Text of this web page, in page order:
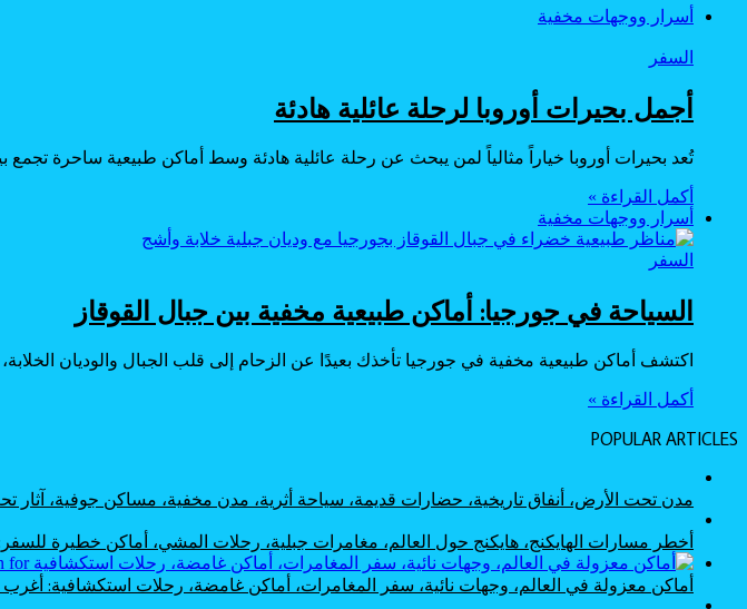
أسرار ووجهات مخفية
السفر
أجمل بحيرات أوروبا لرحلة عائلية هادئة
تُعد بحيرات أوروبا خياراً مثالياً لمن يبحث عن رحلة عائلية هادئة وسط أماكن طبيعية ساحرة
أكمل القراءة »
أسرار ووجهات مخفية
السفر
السياحة في جورجيا: أماكن طبيعية مخفية بين جبال القوقاز
اكتشف أماكن طبيعية مخفية في جورجيا تأخذك بعيدًا عن الزحام إلى قلب الجبال والوديان
أكمل القراءة »
POPULAR ARTICLES
مدن تحت الأرض، أنفاق تاريخية، حضارات قديمة، سياحة أثرية، مدن مخفية، مساكن جوفية،
أخطر مسارات الهايكنج، هايكنج حول العالم، مغامرات جبلية، رحلات المشي، أماكن خطيرة
أماكن معزولة في العالم، وجهات نائية، سفر المغامرات، أماكن غامضة، رحلات استكشافية: